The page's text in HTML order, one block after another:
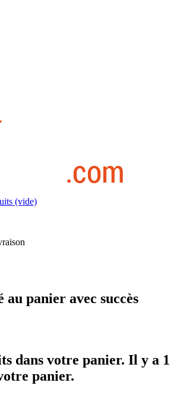
(vide)
panier avec succès
dans votre panier. Il y a 1
panier.